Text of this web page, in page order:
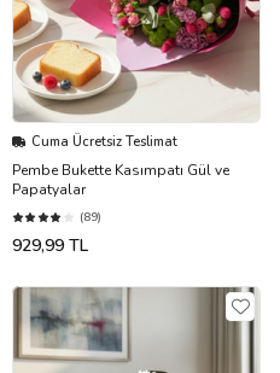
Cuma Ücretsiz Teslimat
Pembe Bukette Kasımpatı Gül ve
Papatyalar
(89)
929,99 TL